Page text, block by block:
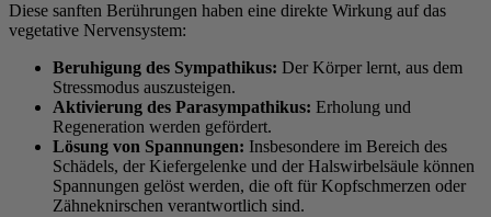
Diese sanften Berührungen haben eine direkte Wirkung auf das
vegetative Nervensystem:
Beruhigung des Sympathikus: Der Körper lernt, aus dem
Stressmodus auszusteigen.
Aktivierung des Parasympathikus: Erholung und
Regeneration werden gefördert.
Lösung von Spannungen: Insbesondere im Bereich des
Schädels, der Kiefergelenke und der Halswirbelsäule können
Spannungen gelöst werden, die oft für Kopfschmerzen oder
Zähneknirschen verantwortlich sind.